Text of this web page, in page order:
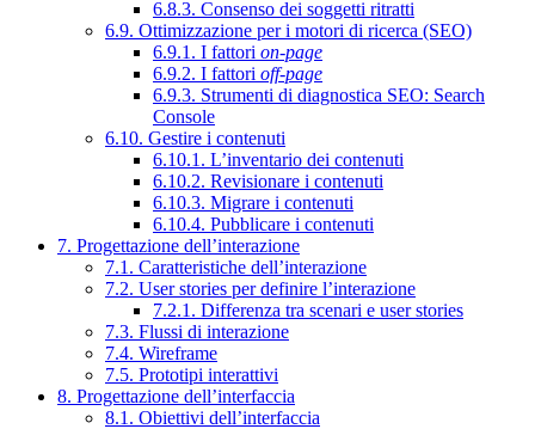
6.8.3. Consenso dei soggetti ritratti
6.9. Ottimizzazione per i motori di ricerca (SEO)
6.9.1. I fattori on-page
6.9.2. I fattori off-page
6.9.3. Strumenti di diagnostica SEO: Search
Console
6.10. Gestire i contenuti
6.10.1. L’inventario dei contenuti
6.10.2. Revisionare i contenuti
6.10.3. Migrare i contenuti
6.10.4. Pubblicare i contenuti
7. Progettazione dell’interazione
7.1. Caratteristiche dell’interazione
7.2. User stories per definire l’interazione
7.2.1. Differenza tra scenari e user stories
7.3. Flussi di interazione
7.4. Wireframe
7.5. Prototipi interattivi
8. Progettazione dell’interfaccia
8.1. Obiettivi dell’interfaccia